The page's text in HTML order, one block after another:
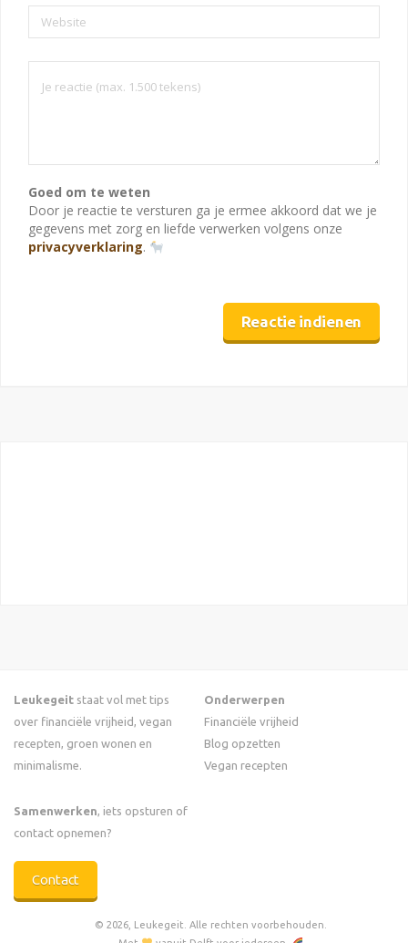
Website
Goed om te weten
Door je reactie te versturen ga je ermee akkoord dat we je
gegevens met zorg en liefde verwerken volgens onze
privacyverklaring.
Leukegeit staat vol met tips
over financiële vrijheid, vegan
recepten, groen wonen en
minimalisme.
Samenwerken, iets opsturen of
contact opnemen?
Contact
Onderwerpen
Financiële vrijheid
Blog opzetten
Vegan recepten
© 2026, Leukegeit. Alle rechten voorbehouden.